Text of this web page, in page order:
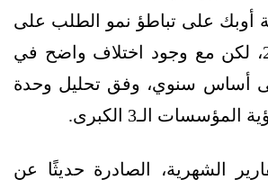
أوبك على تباطؤ نمو الطلب على
النفط خلال 2024، لكن مع وجود اختلاف واضح في
أساس سنوي، وفق تحليل وحدة
الـ3 الكبرى.
الشهرية، الصادرة حديثًا عن